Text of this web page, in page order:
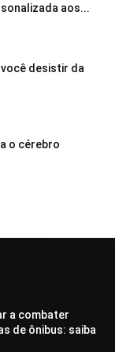
aos...
desistir da
o cérebro
a combater
de ônibus: saiba